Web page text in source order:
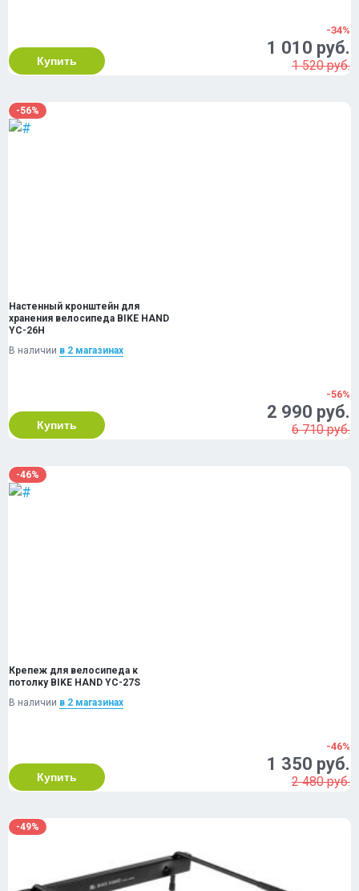
Купить
-34%
1 010 руб.
1 520 руб.
-56%
Настенный кронштейн для
хранения велосипеда BIKE HAND
YC-26H
В наличии в 2 магазинах
Купить
-56%
2 990 руб.
6 710 руб.
-46%
Крепеж для велосипеда к
потолку BIKE HAND YC-27S
В наличии в 2 магазинах
Купить
-46%
1 350 руб.
2 480 руб.
-49%